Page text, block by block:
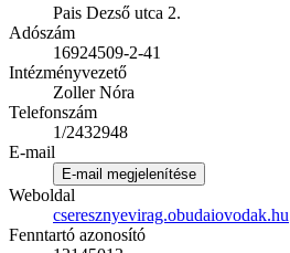
Pais Dezső utca 2.
Adószám
16924509-2-41
Intézményvezető
Zoller Nóra
Telefonszám
1/2432948
E-mail
E-mail megjelenítése
Weboldal
cseresznyevirag.obudaiovodak.hu
Fenntartó azonosító